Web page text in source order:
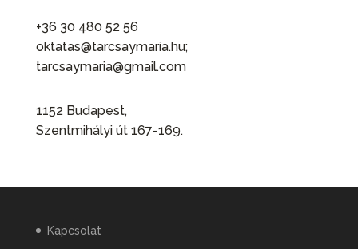
+36 30 480 52 56
oktatas@tarcsaymaria.hu;
tarcsaymaria@gmail.com
1152 Budapest,
Szentmihályi út 167-169.
Kapcsolat